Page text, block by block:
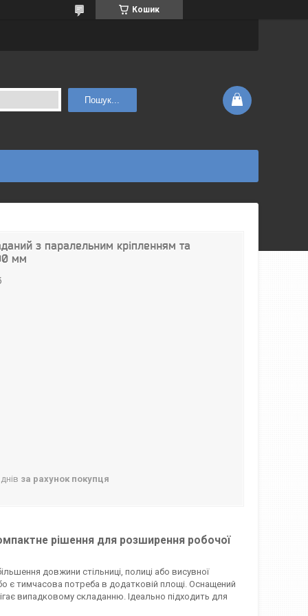
Кошик
Пошук...
з паралельним кріпленням та
мм
за рахунок покупця
рішення для розширення робочої
довжини стільниці, полиці або висувної
є тимчасова потреба в додатковій площі. Оснащений
випадковому складанню. Ідеально підходить для